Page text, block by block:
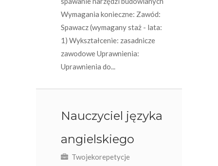
Wymagania konieczne: Zawód:
Spawacz (wymagany staż - lata:
1) Wykształcenie: zasadnicze
zawodowe Uprawnienia:
Uprawnienia do...
Nauczyciel języka
angielskiego
Twojekorepetycje